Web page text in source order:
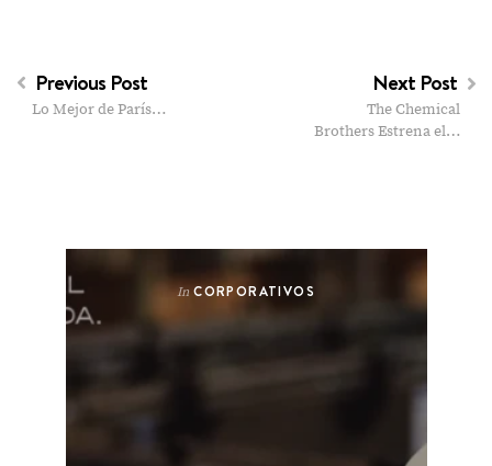
Previous Post
Lo Mejor de París…
Next Post
The Chemical
Brothers Estrena el…
In CORPORATIVOS